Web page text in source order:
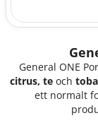
General ONE
citrus, te och
ett normalt